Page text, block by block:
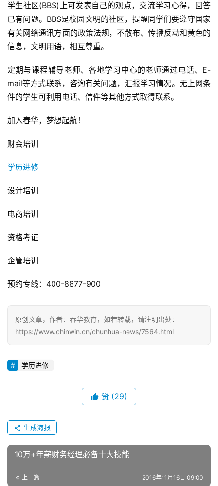
学生社区(BBS)上可发表自己的观点，交流学习心得，回答
已有问题。BBS是校园文明的社区，提醒同学们要遵守国家
有关网络通讯方面的政策法规，不散布、传播反动和黄色的
信息，文明用语，相互尊重。
定期与课程辅导老师、各地学习中心的老师通过电话、E-
mail等方式联系，咨询有关问题，汇报学习情况。无上网条
件的学生可利用电话、信件等其他方式取得联系。
加入春华，梦想起航！
财会培训
学历进修
设计培训
电商培训
资格考证
企管培训
预约专线：400-8877-900
原创文章，作者：春华教育，如若转载，请注明出处：
https://www.chinwin.cn/chunhua-news/7564.html
学历进修
赞 (29)
生成海报
10万+年薪财务经理必备十大技能
上一篇 2016年11月16日 09:00